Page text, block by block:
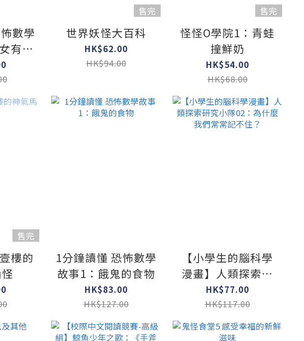
數學
有幾
售完
世界妖怪大百科
HK$62.00
HK$94.00
售完
怪怪O學院1：青蛙
撞鮮奶
HK$54.00
HK$68.00
售完
樓的
1分鐘讀懂 恐怖數學
故事1：餓鬼的食物
HK$83.00
HK$127.00
【小學生的腦科學
漫畫】人類探索研
究小隊02：為什麼
我們常常記不住？
HK$77.00
HK$117.00